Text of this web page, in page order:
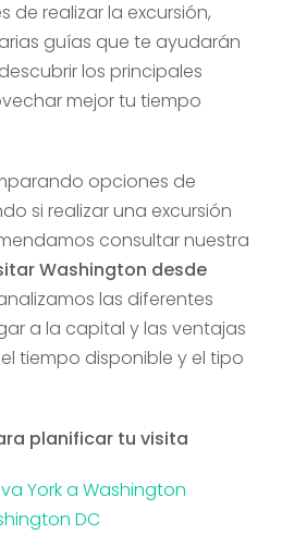
de realizar la excursión,
guías que te ayudarán
los principales
mejor tu tiempo
opciones de
si realizar una excursión
consultar nuestra
Washington desde
las diferentes
a la capital y las ventajas
tiempo disponible y el tipo
planificar tu visita
York a Washington
DC